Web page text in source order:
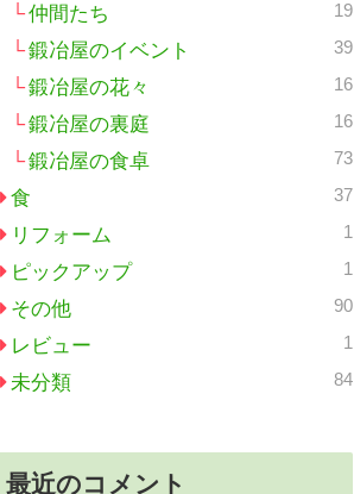
仲間たち 19
鍛冶屋のイベント 39
鍛冶屋の花々 16
鍛冶屋の裏庭 16
鍛冶屋の食卓 73
食 37
リフォーム 1
ピックアップ 1
その他 90
レビュー 1
未分類 84
最近のコメント